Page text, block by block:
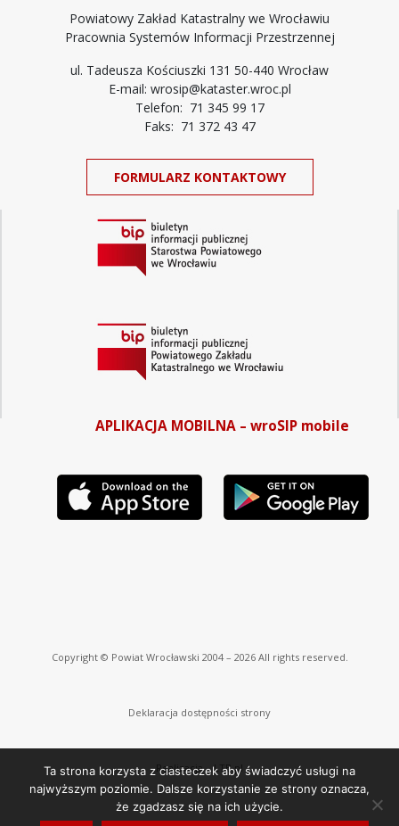
Powiatowy Zakład Katastralny we Wrocławiu
Pracownia Systemów Informacji Przestrzennej
ul. Tadeusza Kościuszki 131 50-440 Wrocław
E-mail: wrosip@kataster.wroc.pl
Telefon: 71 345 99 17
Faks: 71 372 43 47
FORMULARZ KONTAKTOWY
APLIKACJA MOBILNA – wroSIP mobile
Copyright © Powiat Wrocławski 2004 – 2026 All rights reserved.
Deklaracja dostępności strony
Realizacja –LTB.pl
Ta strona korzysta z ciasteczek aby świadczyć usługi na
najwyższym poziomie. Dalsze korzystanie ze strony oznacza,
że zgadzasz się na ich użycie.